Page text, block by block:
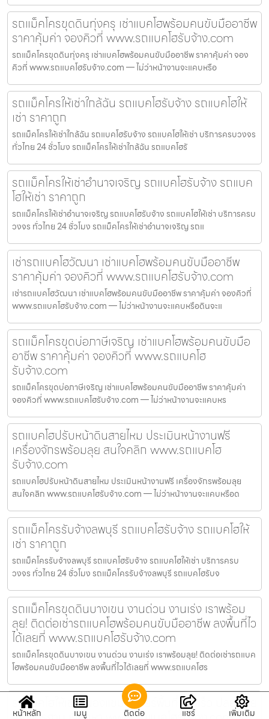
รถแม็คโครขุดดินทุ่งครุ เช่าแบคโฮพร้อมคนขับมืออาชีพ
ราคาคุ้มค่า จองคิวที่ www.รถแบคโฮรับจ้าง.com
รถแม็คโครขุดดินทุ่งครุ เช่าแบคโฮพร้อมคนขับมืออาชีพ ราคาคุ้มค่า จอง
คิวที่ www.รถแบคโฮรับจ้าง.com — ไม่ว่าหน้างานจะแคบหรือ
รถแม็คโครให้เช่าใกล้ฉัน รถแบคโฮรับจ้าง รถแบคโฮให้
เช่า ราคาถูก
รถแม็คโครให้เช่าใกล้ฉัน รถแบคโฮรับจ้าง รถแบคโฮให้เช่า บริการครบวงจร
ทั่วไทย 24 ชั่วโมง รถแม็คโครให้เช่าใกล้ฉัน รถแบคโฮรั
รถแม็คโครให้เช่าอำนาจเจริญ รถแบคโฮรับจ้าง รถแบค
โฮให้เช่า ราคาถูก
รถแม็คโครให้เช่าอำนาจเจริญ รถแบคโฮรับจ้าง รถแบคโฮให้เช่า บริการครบ
วงจร ทั่วไทย 24 ชั่วโมง รถแม็คโครให้เช่าอำนาจเจริญ รถแ
เช่ารถแบคโฮวัฒนา เช่าแบคโฮพร้อมคนขับมืออาชีพ
ราคาคุ้มค่า จองคิวที่ www.รถแบคโฮรับจ้าง.com
เช่ารถแบคโฮวัฒนา เช่าแบคโฮพร้อมคนขับมืออาชีพ ราคาคุ้มค่า จองคิวที่
www.รถแบคโฮรับจ้าง.com — ไม่ว่าหน้างานจะแคบหรือดินจะแ
รถแม็คโครขุดบ่อภาษีเจริญ เช่าแบคโฮพร้อมคนขับมือ
อาชีพ ราคาคุ้มค่า จองคิวที่ www.รถแบคโฮ
รับจ้าง.com
รถแม็คโครขุดบ่อภาษีเจริญ เช่าแบคโฮพร้อมคนขับมืออาชีพ ราคาคุ้มค่า
จองคิวที่ www.รถแบคโฮรับจ้าง.com — ไม่ว่าหน้างานจะแคบหร
รถแบคโฮปรับหน้าดินสายไหม ประเมินหน้างานฟรี
เครื่องจักรพร้อมลุย สนใจคลิก www.รถแบคโฮ
รับจ้าง.com
รถแบคโฮปรับหน้าดินสายไหม ประเมินหน้างานฟรี เครื่องจักรพร้อมลุย
สนใจคลิก www.รถแบคโฮรับจ้าง.com — ไม่ว่าหน้างานจะแคบหรือด
รถแม็คโครรับจ้างลพบุรี รถแบคโฮรับจ้าง รถแบคโฮให้
เช่า ราคาถูก
รถแม็คโครรับจ้างลพบุรี รถแบคโฮรับจ้าง รถแบคโฮให้เช่า บริการครบ
วงจร ทั่วไทย 24 ชั่วโมง รถแม็คโครรับจ้างลพบุรี รถแบคโฮรับจ
รถแม็คโครขุดดินบางเขน งานด่วน งานเร่ง เราพร้อม
ลุย! ติดต่อเช่ารถแบคโฮพร้อมคนขับมืออาชีพ ลงพื้นที่ไว
ได้เลยที่ www.รถแบคโฮรับจ้าง.com
รถแม็คโครขุดดินบางเขน งานด่วน งานเร่ง เราพร้อมลุย! ติดต่อเช่ารถแบค
โฮพร้อมคนขับมืออาชีพ ลงพื้นที่ไวได้เลยที่ www.รถแบคโฮร
รถแบคโฮให้เช่าหนองแขม เคลียร์พื้นที่รวดเร็ว ปลอดภัย
หน้าหลัก เมนู ติดต่อ แชร์ เพิ่มเติม